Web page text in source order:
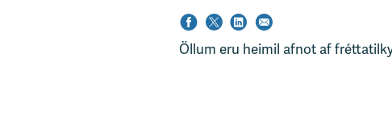
Öllum eru heimil afnot af